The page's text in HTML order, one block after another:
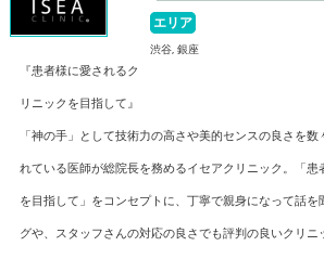
エリア
渋谷, 銀座
『患者様に愛されるク
リニックを目指して』
「神の手」として技術力の高さや美的センスの良さを
れている医師が総院長を務めるイセアクリニック。「患
を目指して」をコンセプトに、丁寧で親身になって話を
グや、スタッフさんの対応の良さでも評判の良いクリニ